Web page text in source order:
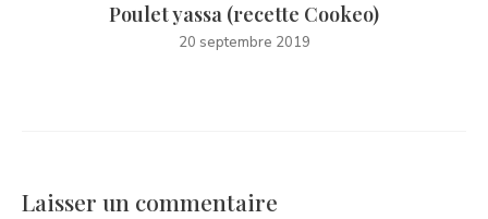
Poulet yassa (recette Cookeo)
20 septembre 2019
Laisser un commentaire